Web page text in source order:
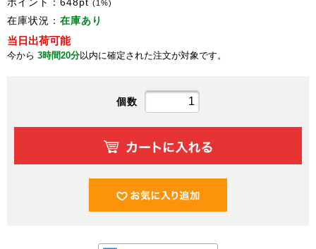
ポイント： 648pt (1%)
在庫状況： 在庫あり
当日出荷可能
今から 3時間20分以内に確定された注文が対象です。
個数